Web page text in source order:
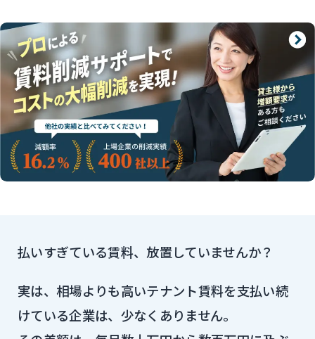
払いすぎている賃料、放置していませんか？
実は、相場よりも高いテナント賃料を支払い続
けている企業は、少なくありません。